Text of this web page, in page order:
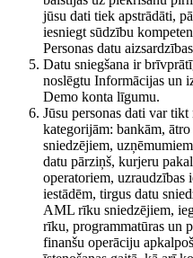
jūsu dati tiek apstrādāti,
iesniegt sūdzību
Personas datu
Datu sniegšana ir
noslēgtu Informācijas un
Demo konta līgumu.
Jūsu personas dati var
kategorijām: bankām,
sniedzējiem,
datu pārziņš, kurjeru
operatoriem, uzraudzības
iestādēm, tirgus datu
AML rīku sniedzējiem,
rīku, programmatūras un
finanšu operāciju